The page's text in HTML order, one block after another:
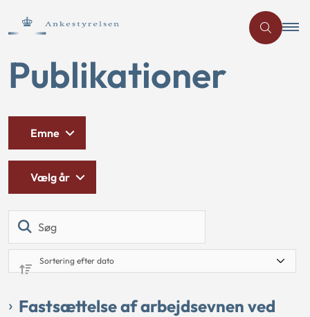
Publikationer
Emne
Vælg år
Fastsættelse af arbejdsevnen ved